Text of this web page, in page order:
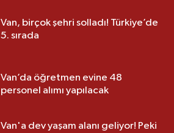
Van, birçok şehri solladı! Türkiye’de
5. sırada
Van’da öğretmen evine 48
personel alımı yapılacak
Van'a dev yaşam alanı geliyor! Peki